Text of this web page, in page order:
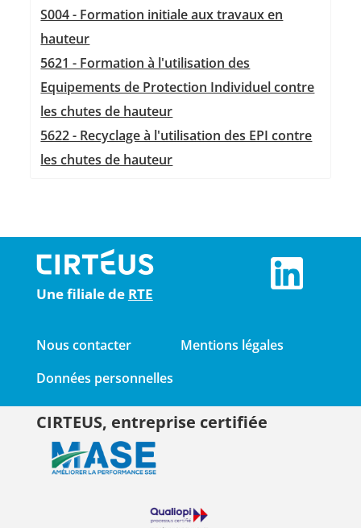
S004 - Formation initiale aux travaux en
hauteur
5621 - Formation à l'utilisation des
Equipements de Protection Individuel contre
les chutes de hauteur
5622 - Recyclage à l'utilisation des EPI contre
les chutes de hauteur
Une filiale de RTE
Nous contacter
Mentions légales
Données personnelles
CIRTEUS, entreprise certifiée